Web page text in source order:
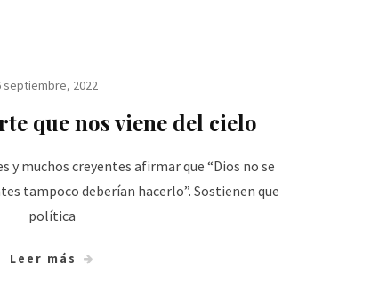
septiembre, 2022
que nos viene del cielo
y muchos creyentes afirmar que “Dios no se
tampoco deberían hacerlo”. Sostienen que
política
Leer más